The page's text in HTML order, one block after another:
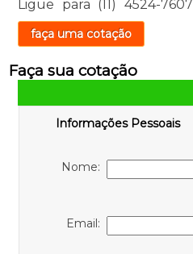
Ligue para (11) 4524-7607
faça uma cotação
Faça sua cotação
Informações Pessoais
Nome:
Email: